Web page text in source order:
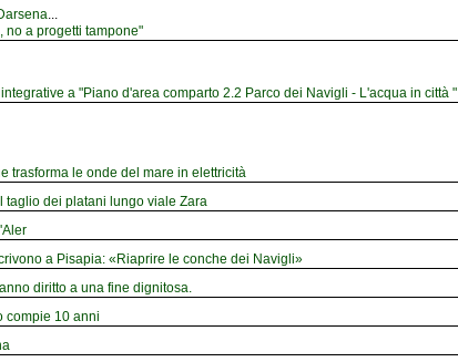
...
no a progetti tampone"
a "Piano d'area comparto 2.2 Parco dei Navigli - L'acqua in città "
trasforma le onde del mare in elettricità
taglio dei platani lungo viale Zara
a Pisapia: «Riaprire le conche dei Navigli»
diritto a una fine dignitosa.
compie 10 anni